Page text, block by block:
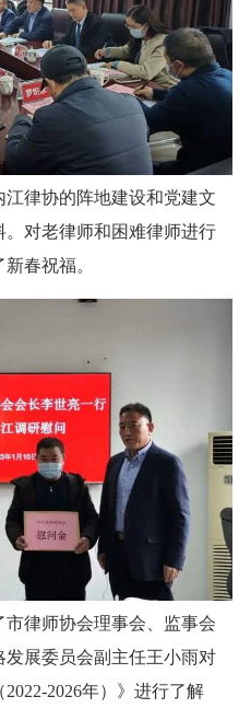
律协的阵地建设和党建文
对老律师和困难律师进行
春祝福。
律师协会理事会、监事会
展委员会副主任王小雨对
2026年）》进行了解